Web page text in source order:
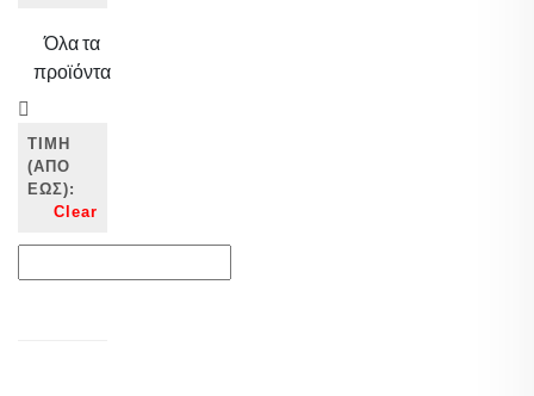
Όλα τα
προϊόντα
ΤΙΜΗ
(ΑΠΌ
ΈΩΣ):
Clear